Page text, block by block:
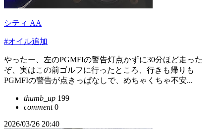
シティ AA
#オイル追加
やったー、左のPGMFIの警告灯点かずに30分ほど走った
ぞ、実はこの前ゴルフに行ったところ、行きも帰りも
PGMFIの警告が点きっぱなしで、めちゃくちゃ不安...
thumb_up 199
comment0
2026/03/26 20:40